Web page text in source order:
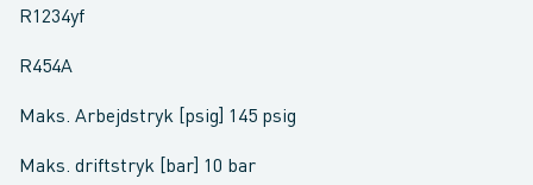
R1234yf
R454A
Maks. Arbejdstryk [psig] 145 psig
Maks. driftstryk [bar] 10 bar